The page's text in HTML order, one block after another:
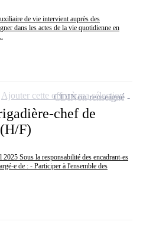
de vie intervient auprès des
dans les actes de la vie quotidienne en
chef de
F)
Sous la responsabilité des encadrant-es
e de : - Participer à l'ensemble des
CDINon renseigné
Ajouter cette offre à ma sélection